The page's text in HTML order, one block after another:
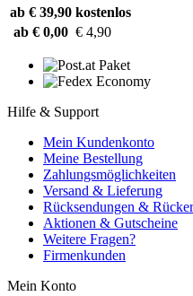
ab € 39,90 kostenlos
ab € 0,00 € 4,90
Hilfe & Support
Mein Kundenkonto
Meine Bestellung
Zahlungsmöglichkeiten
Versand & Lieferung
Rücksendungen &
Aktionen & Gutscheine
Weitere Fragen?
Firmenkunden
Mein Konto